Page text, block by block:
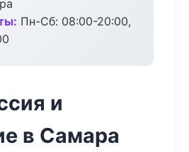
Пн-Сб: 08:00-20:00,
и
в Самара